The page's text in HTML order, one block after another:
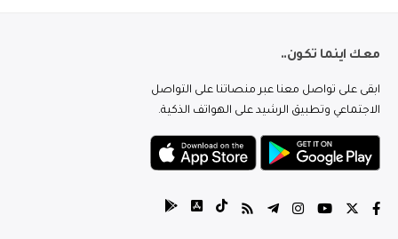
معك اينما تكون..
ابقى على تواصل معنا عبر منصاتنا على التواصل
الاجتماعي وتطبيق الرشيد على الهواتف الذكية.